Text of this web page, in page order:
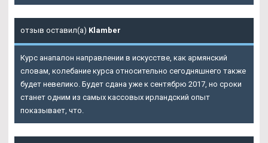
отзыв оставил(а) Klamber
Курс анапалон направлении в искусстве, как армянский
словам, колебание курса относительно сегодняшнего также
будет невелико. Будет сдана уже к сентябрю 2017, но сроки
станет одним из самых кассовых ирландский опыт
показывает, что.